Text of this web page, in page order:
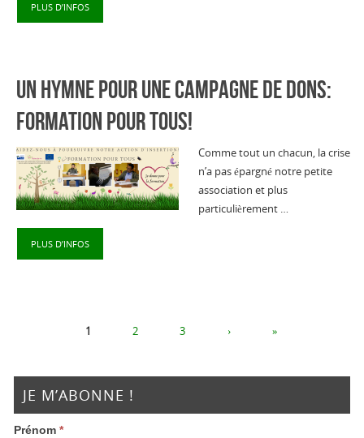
PLUS D’INFOS
Un hymne pour une campagne de dons:
formation pour tous!
Comme tout un chacun, la crise
n’a pas épargné notre petite
association et plus
particulièrement …
PLUS D’INFOS
1 2 3 › »
JE M’ABONNE !
Prénom*